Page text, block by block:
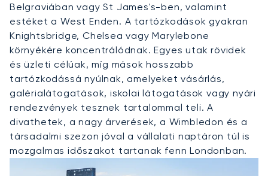
Belgraviában vagy St James's-ben, valamint
estéket a West Enden. A tartózkodások gyakran
Knightsbridge, Chelsea vagy Marylebone
környékére koncentrálódnak. Egyes utak rövidek
és üzleti célúak, míg mások hosszabb
tartózkodássá nyúlnak, amelyeket vásárlás,
galérialátogatások, iskolai látogatások vagy nyári
rendezvények tesznek tartalommal teli. A
divathetek, a nagy árverések, a Wimbledon és a
társadalmi szezon jóval a vállalati naptáron túl is
mozgalmas időszakot tartanak fenn Londonban.